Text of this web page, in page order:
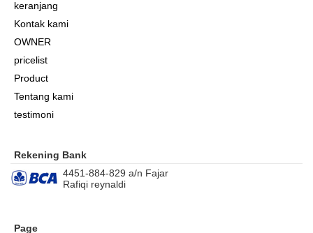
keranjang
Kontak kami
OWNER
pricelist
Product
Tentang kami
testimoni
Rekening Bank
4451-884-829 a/n Fajar
Rafiqi reynaldi
Page